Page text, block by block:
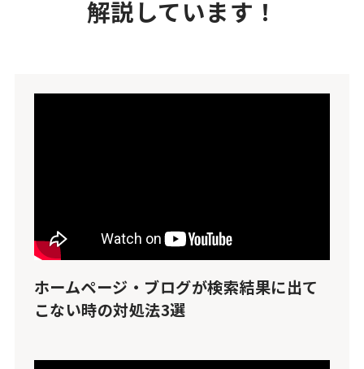
解説しています！
ホームページ・ブログが検索結果に出て
こない時の対処法3選